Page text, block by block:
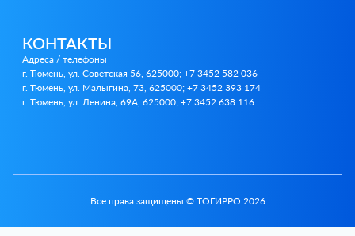
КОНТАКТЫ
Адреса / телефоны
г. Тюмень, ул. Советская 56, 625000; +7 3452 582 036
г. Тюмень, ул. Малыгина, 73, 625000; +7 3452 393 174
г. Тюмень, ул. Ленина, 69А, 625000; +7 3452 638 116
Все права защищены © ТОГИРРО 2026